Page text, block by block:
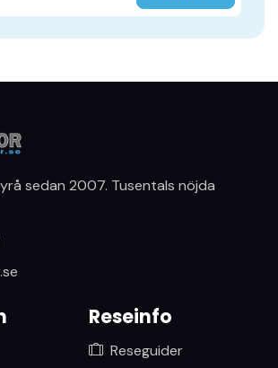
sedan 2007. Tusentals nöjda
Reseinfo
Reseguider